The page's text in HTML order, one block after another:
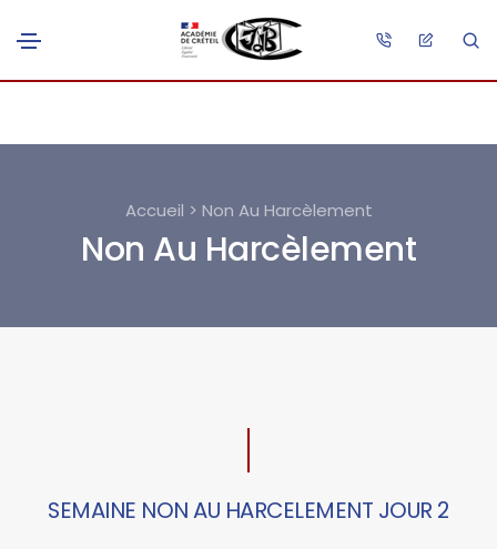
Accueil > Non Au Harcèlement
Non Au Harcèlement
SEMAINE NON AU HARCELEMENT JOUR 2